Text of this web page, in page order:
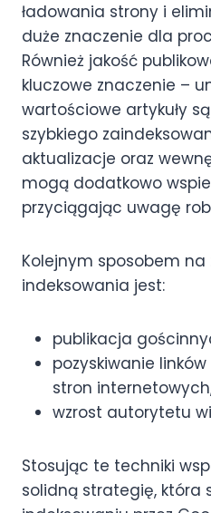
ładowania strony i
duże znaczenie dla
Również jakość
kluczowe znaczenie –
wartościowe artykuły
szybkiego
aktualizacje oraz
mogą dodatkowo
przyciągając uwagę
Kolejnym sposobem
indeksowania jest:
publikacja
pozyskiwanie
stron
wzrost autorytetu
Stosując te techniki
solidną strategię, która